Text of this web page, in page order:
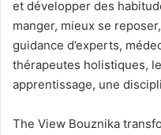
et développer des
manger, mieux se
guidance d’experts,
thérapeutes holistiques,
apprentissage, une
The View Bouznika